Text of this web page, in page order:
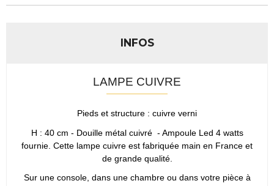
INFOS
LAMPE CUIVRE
Pieds et structure : cuivre verni
H : 40 cm - Douille métal cuivré - Ampoule Led 4 watts
fournie. Cette lampe cuivre est fabriquée main en France et
de grande qualité.
Sur une console, dans une chambre ou dans votre pièce à